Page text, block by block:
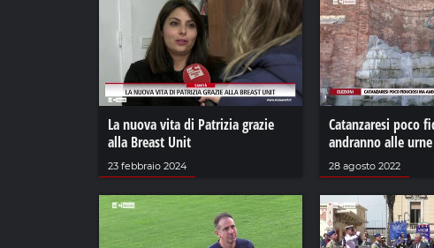
La nuova vita di Patrizia grazie
alla Breast Unit
23 febbraio 2024
Catanzaresi poco
andranno alle urne
28 agosto 2022